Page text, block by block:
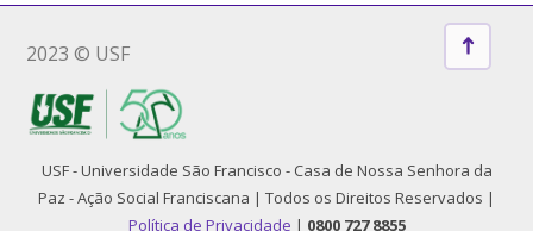
2023 © USF
USF - Universidade São Francisco - Casa de Nossa Senhora da
Paz - Ação Social Franciscana | Todos os Direitos Reservados |
Política de Privacidade | 0800 727 8855